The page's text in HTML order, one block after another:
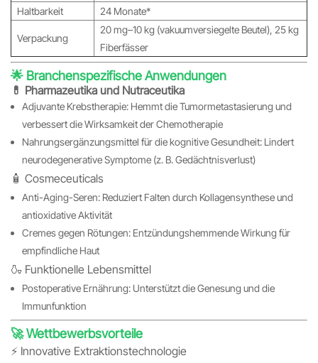
Haltbarkeit
24 Monate*
Verpackung
20 mg–10 kg (vakuumversiegelte Beutel), 25 kg
Fiberfässer
🌟 Branchenspezifische Anwendungen
💊 Pharmazeutika und Nutraceutika
Adjuvante Krebstherapie: Hemmt die Tumormetastasierung und
verbessert die Wirksamkeit der Chemotherapie
Nahrungsergänzungsmittel für die kognitive Gesundheit: Lindert
neurodegenerative Symptome (z. B. Gedächtnisverlust)
🧴 Cosmeceuticals
Anti-Aging-Seren: Reduziert Falten durch Kollagensynthese und
antioxidative Aktivität
Cremes gegen Rötungen: Entzündungshemmende Wirkung für
empfindliche Haut
🍶 Funktionelle Lebensmittel
Postoperative Ernährung: Unterstützt die Genesung und die
Immunfunktion
🚀 Wettbewerbsvorteile
⚡️ Innovative Extraktionstechnologie